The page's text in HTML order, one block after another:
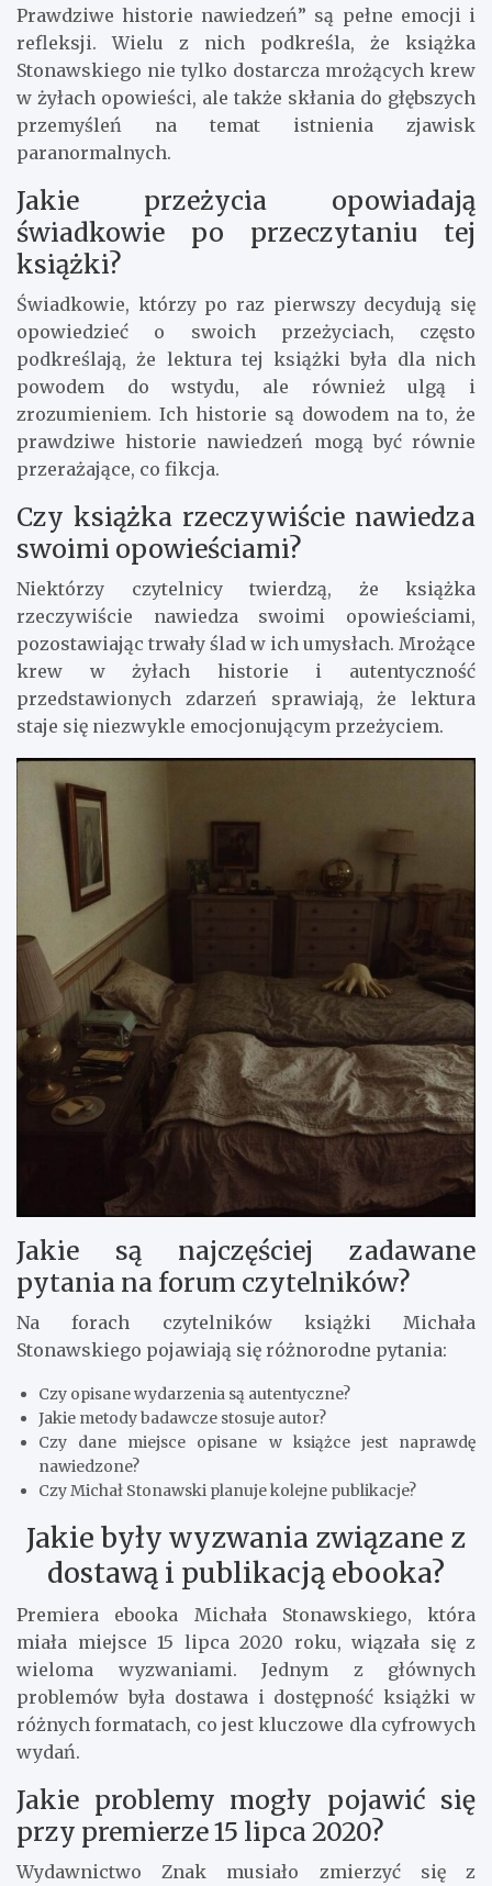
Prawdziwe historie nawiedzeń” są pełne emocji i
refleksji. Wielu z nich podkreśla, że książka
Stonawskiego nie tylko dostarcza mrożących krew
w żyłach opowieści, ale także skłania do głębszych
przemyśleń na temat istnienia zjawisk
paranormalnych.
Jakie przeżycia opowiadają
świadkowie po przeczytaniu tej
książki?
Świadkowie, którzy po raz pierwszy decydują się
opowiedzieć o swoich przeżyciach, często
podkreślają, że lektura tej książki była dla nich
powodem do wstydu, ale również ulgą i
zrozumieniem. Ich historie są dowodem na to, że
prawdziwe historie nawiedzeń mogą być równie
przerażające, co fikcja.
Czy książka rzeczywiście nawiedza
swoimi opowieściami?
Niektórzy czytelnicy twierdzą, że książka
rzeczywiście nawiedza swoimi opowieściami,
pozostawiając trwały ślad w ich umysłach. Mrożące
krew w żyłach historie i autentyczność
przedstawionych zdarzeń sprawiają, że lektura
staje się niezwykle emocjonującym przeżyciem.
Jakie są najczęściej zadawane
pytania na forum czytelników?
Na forach czytelników książki Michała
Stonawskiego pojawiają się różnorodne pytania:
Czy opisane wydarzenia są autentyczne?
Jakie metody badawcze stosuje autor?
Czy dane miejsce opisane w książce jest naprawdę
nawiedzone?
Czy Michał Stonawski planuje kolejne publikacje?
Jakie były wyzwania związane z
dostawą i publikacją ebooka?
Premiera ebooka Michała Stonawskiego, która
miała miejsce 15 lipca 2020 roku, wiązała się z
wieloma wyzwaniami. Jednym z głównych
problemów była dostawa i dostępność książki w
różnych formatach, co jest kluczowe dla cyfrowych
wydań.
Jakie problemy mogły pojawić się
przy premierze 15 lipca 2020?
Wydawnictwo Znak musiało zmierzyć się z